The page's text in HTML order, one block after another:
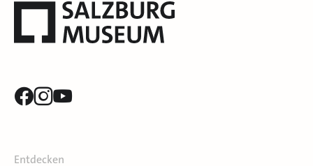
Entdecken